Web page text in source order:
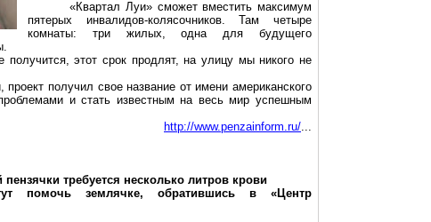
«Квартал Луи» сможет вместить максимум
пятерых инвалидов-колясочников. Там четыре
комнаты: три жилых, одна для будущего
этот срок продлят, на улицу мы никого не
получил свое название от имени американского
и стать известным на весь мир успешным
http://www.penzainform.ru/...
пензячки требуется несколько литров крови
помочь землячке, обратившись в «Центр